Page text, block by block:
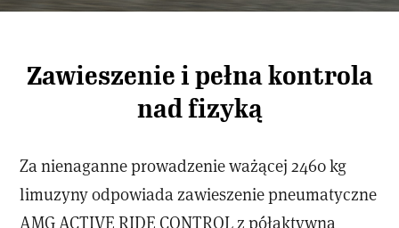
Zawieszenie i pełna kontrola
nad fizyką
Za nienaganne prowadzenie ważącej 2460 kg
limuzyny odpowiada zawieszenie pneumatyczne
AMG ACTIVE RIDE CONTROL z półaktywną